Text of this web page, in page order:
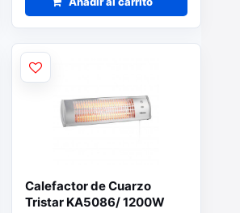
Calefactor de Cuarzo
Tristar KA5086/ 1200W